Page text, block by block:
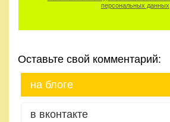
персональных данных
Оставьте свой комментарий:
на блоге
в вконтакте